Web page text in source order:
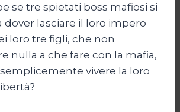
se tre spietati boss mafiosi si
dover lasciare il loro impero
loro tre figli, che non
nulla a che fare con la mafia,
vivere la loro